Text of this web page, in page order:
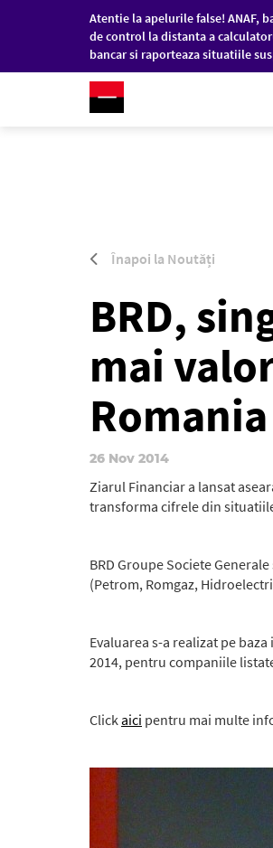
Atentie la apelurile false! ANAF,
de control la distanta a
bancar si raporteaza situatiile
RO/EN
Înapoi la Noutăți
BRD,
mai
Romania
26 Nov 2014
Ziarul Financiar a lansat
transforma cifrele din
BRD Groupe Societe
(Petrom, Romgaz,
Evaluarea s-a realizat pe
2014, pentru companiile
Clickaici pentru mai multe